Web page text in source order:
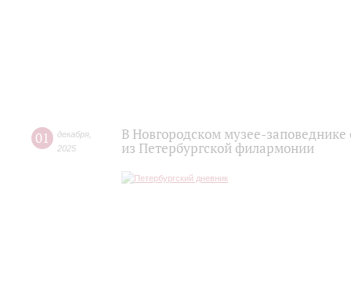
01 декабря
2025
В Новгородском музее-
из Петербургской филармонии